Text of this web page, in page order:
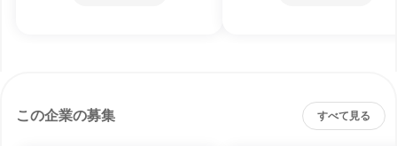
この企業の募集 すべて見る